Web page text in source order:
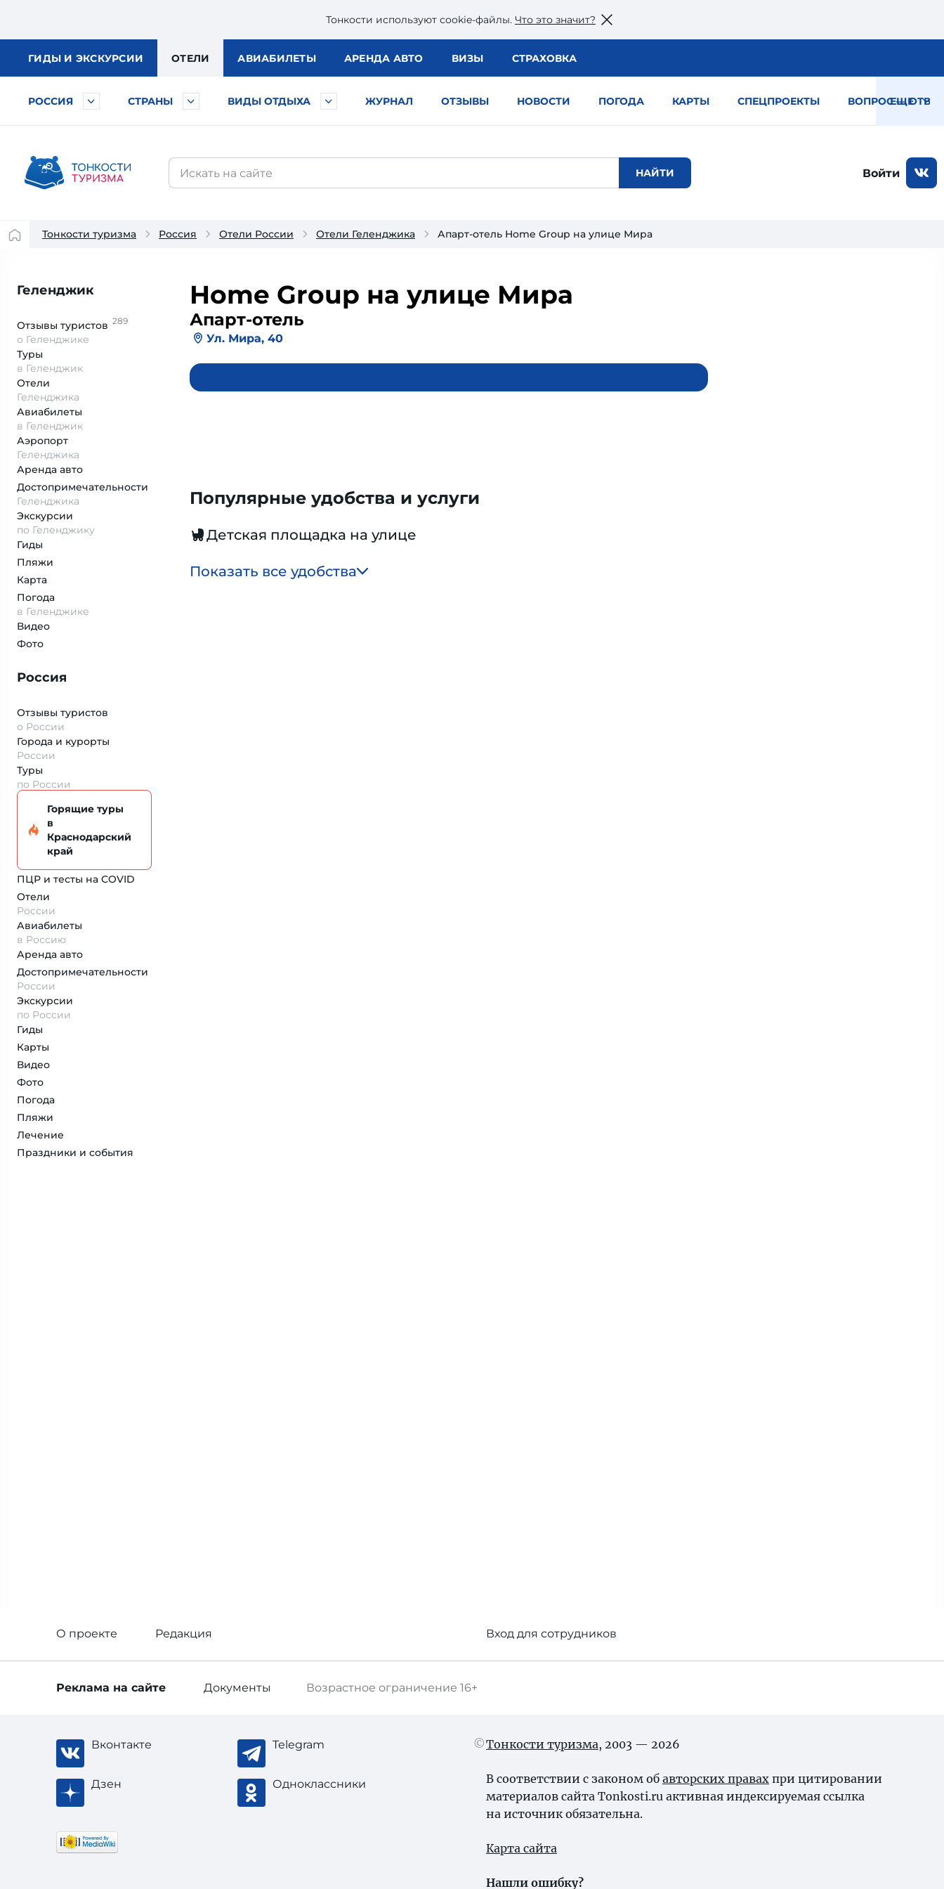
Тонкости используют сookie-файлы. Что это значит?
ГИДЫ И ЭКСКУРСИИ ОТЕЛИ АВИАБИЛЕТЫ АРЕНДА АВТО ВИЗЫ СТРАХОВКА
РОССИЯ СТРАНЫ ВИДЫ ОТДЫХА ЖУРНАЛ ОТЗЫВЫ НОВОСТИ ПОГОДА КАРТЫ СПЕЦПРОЕКТЫ ВОПРОС — ОТВЕТ
ЕЩЕ
Войти
Тонкости туризма Россия Отели России Отели Геленджика Апарт-отель Home Group на улице Мира
Геленджик
Отзывы туристов 289
о Геленджике
Туры
в Геленджик
Отели
Геленджика
Авиабилеты
в Геленджик
Аэропорт
Геленджика
Аренда авто
Достопримеча­тельности
Геленджика
Экскурсии
по Геленджику
Гиды
Пляжи
Карта
Погода
в Геленджике
Видео
Фото
Россия
Отзывы туристов
о России
Города и курорты
России
Туры
по России
Горящие туры
в
Краснодарский
край
ПЦР и тесты на COVID
Отели
России
Авиабилеты
в Россию
Аренда авто
Достопримеча­тельности
России
Экскурсии
по России
Гиды
Карты
Видео
Фото
Погода
Пляжи
Лечение
Праздники и события
Home Group на улице Мира
Апарт-отель
Ул. Мира, 40
Популярные удобства и услуги
Детская площадка на улице
Показать все удобства
О проекте Редакция Вход для сотрудников
Возрастное ограничение 16+
Реклама на сайте Документы
Вконтакте Telegram
Дзен Одноклассники
Тонкости туризма, 2003 — 2026
В соответствии с законом об авторских правах при цитировании
материалов сайта Tonkosti.ru активная индексируемая ссылка
на источник обязательна.
Карта сайта
Нашли ошибку?